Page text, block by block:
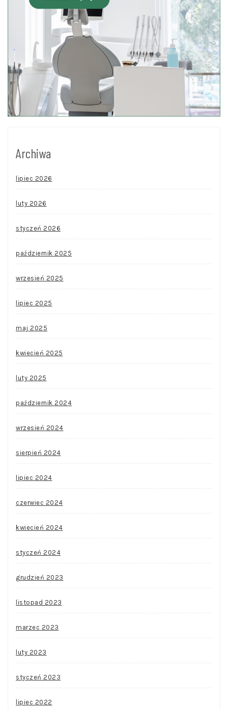
Archiwa
lipiec 2026
luty 2026
styczeń 2026
październik 2025
wrzesień 2025
lipiec 2025
maj 2025
kwiecień 2025
luty 2025
październik 2024
wrzesień 2024
sierpień 2024
lipiec 2024
czerwiec 2024
kwiecień 2024
styczeń 2024
grudzień 2023
listopad 2023
marzec 2023
luty 2023
styczeń 2023
lipiec 2022